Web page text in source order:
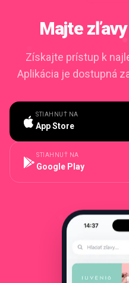
Majte zľavy
Získajte prístup k
Aplikácia je dostupná
STIAHNUŤ NA
App Store
STIAHNUŤ NA
Google Play